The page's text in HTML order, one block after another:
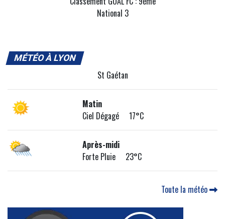
National 3
MÉTÉO À LYON
St Gaétan
Matin
Ciel Dégagé 17°C
Après-midi
Forte Pluie 23°C
Toute la météo